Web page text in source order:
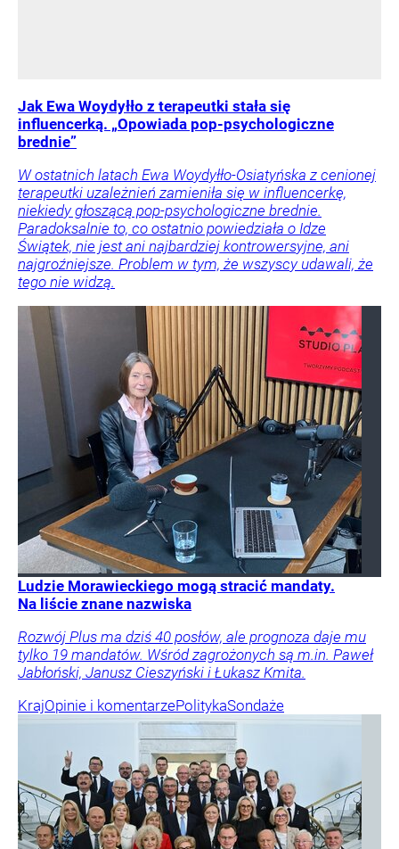
Jak Ewa Woydyłło z terapeutki stała się
influencerką. „Opowiada pop-psychologiczne
brednie”
W ostatnich latach Ewa Woydyłło-Osiatyńska z cenionej
terapeutki uzależnień zamieniła się w influencerkę,
niekiedy głoszącą pop-psychologiczne brednie.
Paradoksalnie to, co ostatnio powiedziała o Idze
Świątek, nie jest ani najbardziej kontrowersyjne, ani
najgroźniejsze. Problem w tym, że wszyscy udawali, że
tego nie widzą.
Ludzie Morawieckiego mogą stracić mandaty.
Na liście znane nazwiska
Rozwój Plus ma dziś 40 posłów, ale prognoza daje mu
tylko 19 mandatów. Wśród zagrożonych są m.in. Paweł
Jabłoński, Janusz Cieszyński i Łukasz Kmita.
KrajOpinie i komentarzePolitykaSondaże